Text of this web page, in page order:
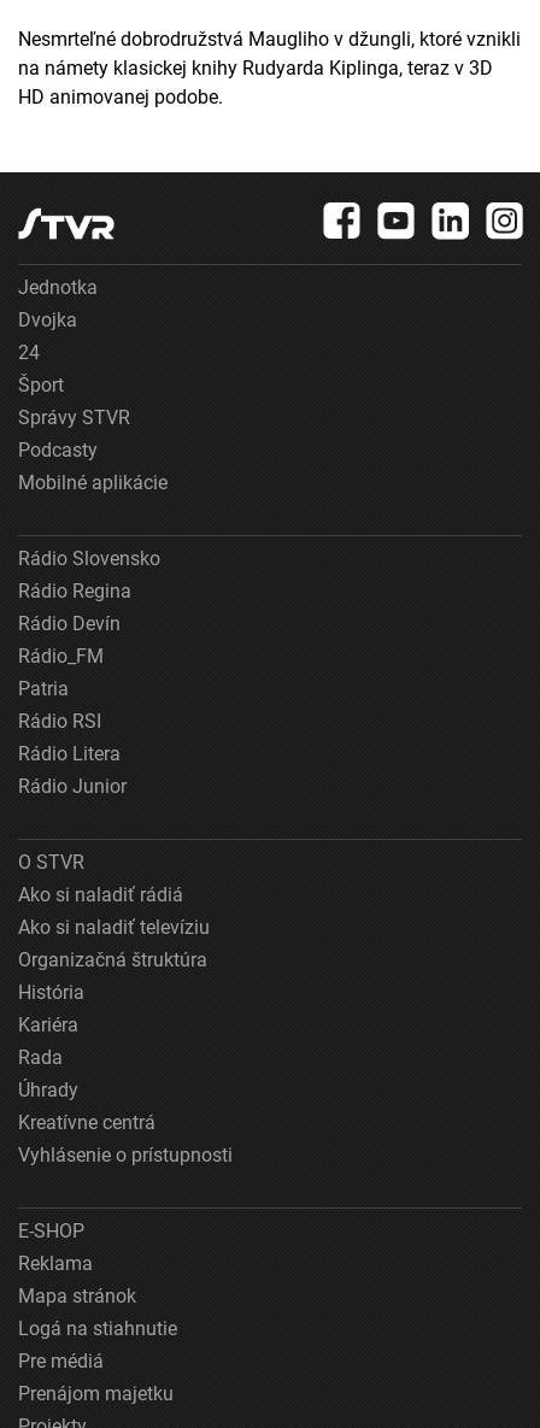
Nesmrteľné dobrodružstvá Maugliho v džungli, ktoré vznikli
na námety klasickej knihy Rudyarda Kiplinga, teraz v 3D
HD animovanej podobe.
Jednotka
Dvojka
24
Šport
Správy STVR
Podcasty
Mobilné aplikácie
Rádio Slovensko
Rádio Regina
Rádio Devín
Rádio_FM
Patria
Rádio RSI
Rádio Litera
Rádio Junior
O STVR
Ako si naladiť rádiá
Ako si naladiť televíziu
Organizačná štruktúra
História
Kariéra
Rada
Úhrady
Kreatívne centrá
Vyhlásenie o prístupnosti
E-SHOP
Reklama
Mapa stránok
Logá na stiahnutie
Pre médiá
Prenájom majetku